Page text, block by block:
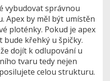
vybudovat správnou
Apex by měl být umístěn
ploténky. Pokud je apex
křehký u špičky.
dojít k odlupování u
tvaru tedy nejen
celou strukturu.